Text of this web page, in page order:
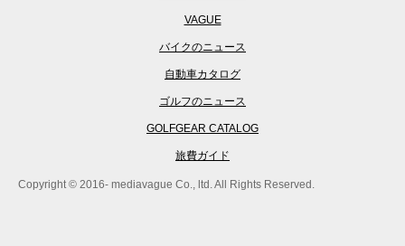
VAGUE
バイクのニュース
自動車カタログ
ゴルフのニュース
GOLFGEAR CATALOG
旅費ガイド
Copyright © 2016- mediavague Co., ltd. All Rights Reserved.